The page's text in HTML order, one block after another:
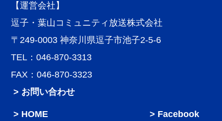
【運営会社】
逗子・葉山コミュニティ放送株式会社
〒249-0003 神奈川県逗子市池子2-5-6
TEL：046-870-3313
FAX：046-870-3323
> お問い合わせ
HOME
Facebook